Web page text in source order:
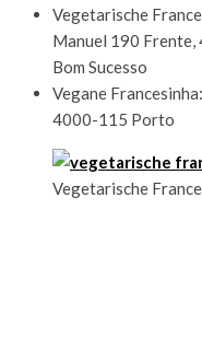
Vegetarische
Manuel 190
Bom Sucesso
Vegane Francesinha:
4000-115 Porto
Vegetarische